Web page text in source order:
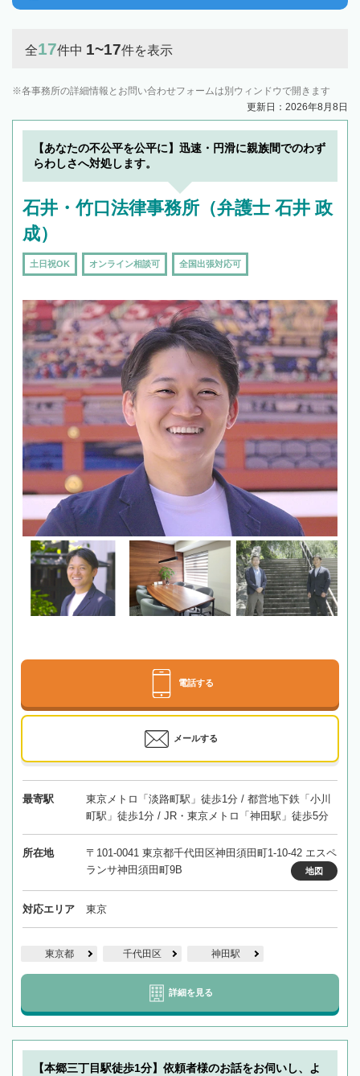
全17件中 1~17件を表示
各事務所の詳細情報とお問い合わせフォームは別ウィンドウで開きます
更新日：2026年8月8日
【あなたの不公平を公平に】迅速・円滑に親族間でのわず
らわしさへ対処します。
石井・竹口法律事務所（弁護士 石井 政
成）
土日祝OK オンライン相談可 全国出張対応可
電話する
メールする
最寄駅
東京メトロ「淡路町駅」徒歩1分 / 都営地下鉄「小川
町駅」徒歩1分 / JR・東京メトロ「神田駅」徒歩5分
所在地
〒101-0041 東京都千代田区神田須田町1-10-42 エスペ
ランサ神田須田町9B
地図
対応エリア 東京
東京都 千代田区 神田駅
詳細を見る
【本郷三丁目駅徒歩1分】依頼者様のお話をお伺いし、よ